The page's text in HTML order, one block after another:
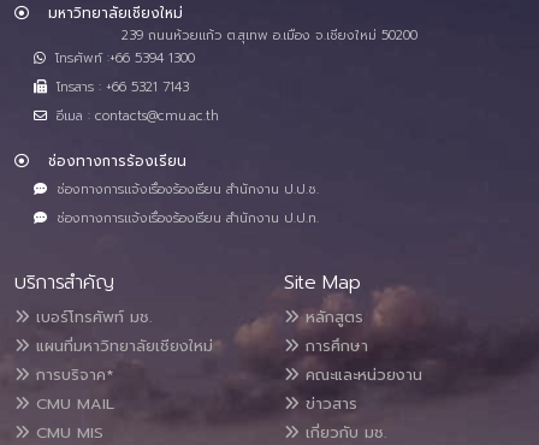
มหาวิทยาลัยเชียงใหม่
239 ถนนห้วยแก้ว ต.สุเทพ อ.เมือง จ.เชียงใหม่ 50200
โทรศัพท์ :+66 5394 1300
โทรสาร : +66 5321 7143
อีเมล : contacts@cmu.ac.th
ช่องทางการร้องเรียน
ช่องทางการแจ้งเรื่องร้องเรียน สำนักงาน ป.ป.ช.
ช่องทางการแจ้งเรื่องร้องเรียน สำนักงาน ป.ป.ท.
บริการสำคัญ
เบอร์โทรศัพท์ มช.
แผนที่มหาวิทยาลัยเชียงใหม่
การบริจาค*
CMU MAIL
CMU MIS
Site Map
หลักสูตร
การศึกษา
คณะและหน่วยงาน
ข่าวสาร
เกี่ยวกับ มช.